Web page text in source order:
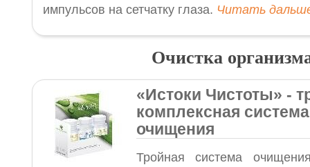
импульсов на сетчатку глаза. Читать
Очистка
«Истоки Чистоты» -
комплексная
очищения
Тройная система